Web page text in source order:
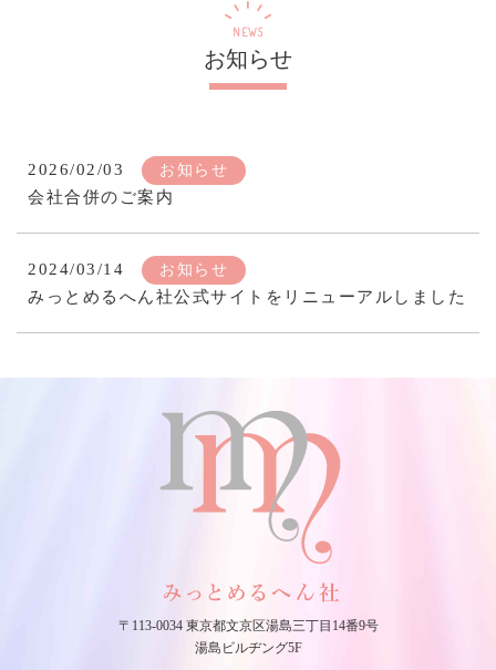
お知らせ
NEWS
2026/02/03 お知らせ
会社合併のご案内
2024/03/14 お知らせ
みっとめるへん社公式サイトをリニューアルしました
〒113-0034 東京都文京区湯島三丁目14番9号
湯島ビルヂング5F